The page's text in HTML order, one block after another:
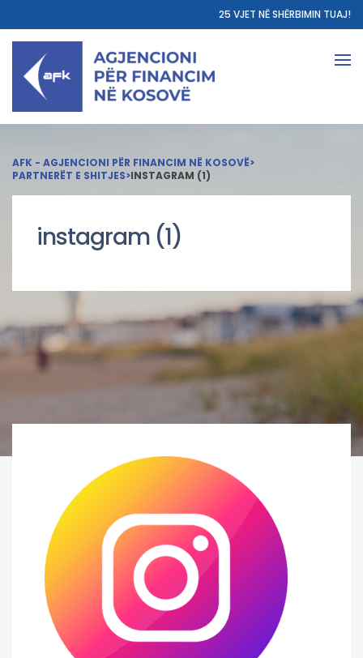
25 VJET NË SHËRBIMIN TUAJ!
AFK - AGJENCIONI PËR FINANCIM NË KOSOVË>
PARTNERËT E SHITJES>INSTAGRAM (1)
instagram (1)